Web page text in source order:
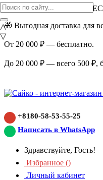
ВНИМАНИЕ АКЦИЯ!
🎁 Выгодная доставка для
От 20 000 ₽ — бесплатно.
До 20 000 ₽ — всего 500 ₽,
+8180-58-53-55-25
Написать в WhatsApp
Здравствуйте, Гость!
Избранное ()
Личный кабинет
△
▽